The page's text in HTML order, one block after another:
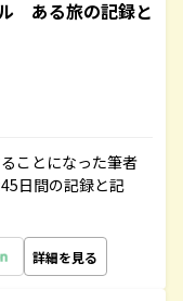
ある旅の記録と
ことになった筆者
日間の記録と記
詳細を見る